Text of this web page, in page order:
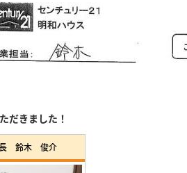
だきました！
長 鈴木 俊介